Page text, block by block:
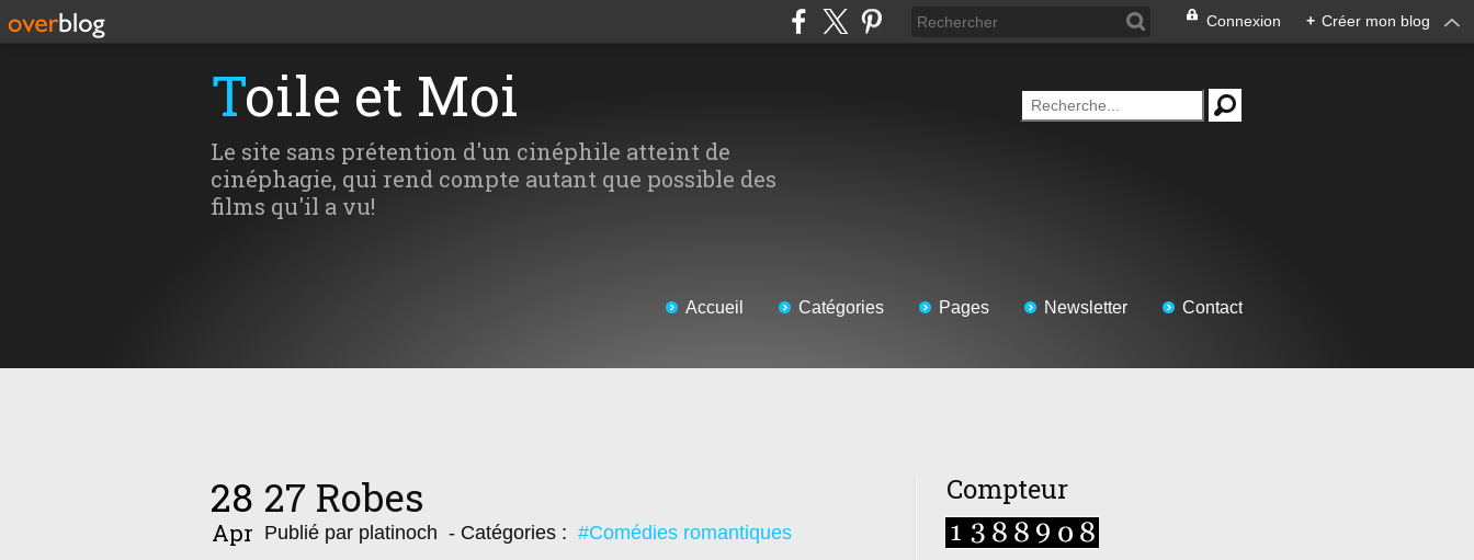
Connexion + Créer mon blog
Toile et Moi
Le site sans prétention d'un cinéphile atteint de
cinéphagie, qui rend compte autant que possible des
films qu'il a vu!
Accueil Catégories Pages Newsletter Contact
28
Apr
27 Robes
Publié par platinoch - Catégories : #Comédies romantiques
Compteur